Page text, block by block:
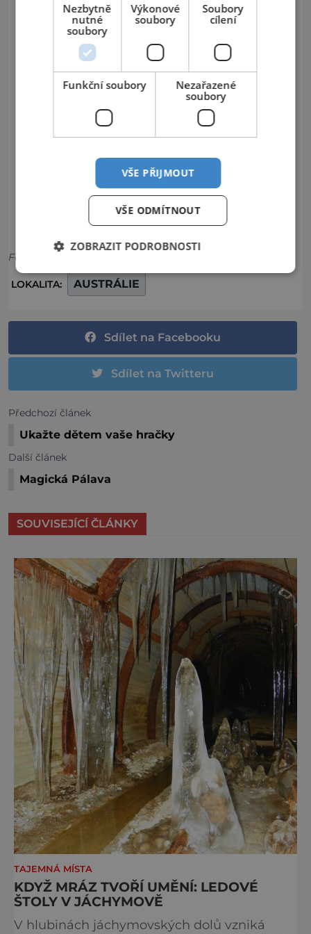
Foto: viz popisky
LOKALITA: AUSTRÁLIE
Sdílet na Facebooku
Sdílet na Twitteru
Předchozí článek
Ukažte dětem vaše hračky
Další článek
Magická Pálava
SOUVISEJÍCÍ ČLÁNKY
TAJEMNÁ MÍSTA
KDYŽ MRÁZ TVOŘÍ UMĚNÍ: LEDOVÉ
ŠTOLY V JÁCHYMOVĚ
V hlubinách jáchymovských dolů vzniká
Nezbytně
nutné
soubory
Výkonové
soubory
Soubory
cílení
Funkční soubory
Nezařazené
soubory
VŠE PŘIJMOUT
VŠE ODMÍTNOUT
ZOBRAZIT PODROBNOSTI